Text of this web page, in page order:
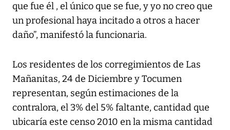
que fue él , el único que se fue, y yo no creo que
un profesional haya incitado a otros a hacer
daño”, manifestó la funcionaria.
Los residentes de los corregimientos de Las
Mañanitas, 24 de Diciembre y Tocumen
representan, según estimaciones de la
contralora, el 3% del 5% faltante, cantidad que
ubicaría este censo 2010 en la misma cantidad